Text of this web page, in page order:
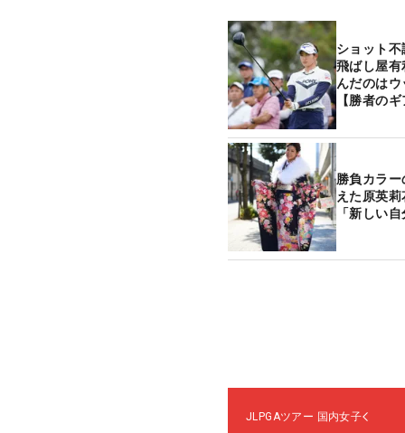
ショット
飛ばし屋有
んだのは
【勝者の
勝負カラ
えた原英
「新しい
JLPGAツアー 国内女子